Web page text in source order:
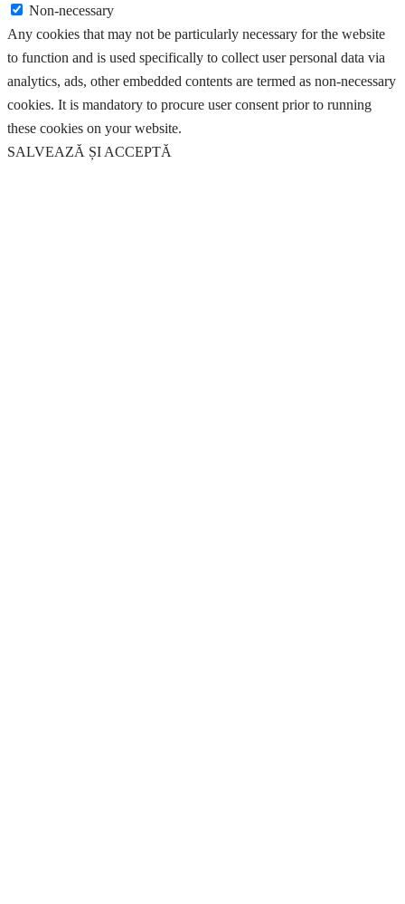
Non-necessary
Any cookies that may not be particularly necessary for the website
to function and is used specifically to collect user personal data via
analytics, ads, other embedded contents are termed as non-necessary
cookies. It is mandatory to procure user consent prior to running
these cookies on your website.
SALVEAZĂ ȘI ACCEPTĂ